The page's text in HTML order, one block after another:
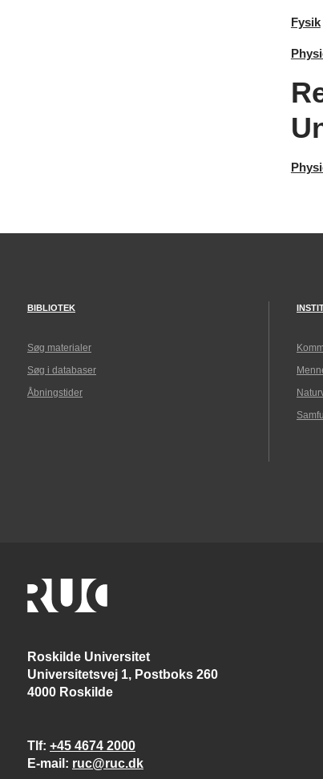
Fysik
BIBLIOTEK
Søg materialer
Søg i databaser
Åbningstider
Roskilde Universitet
Universitetsvej 1, Postboks 260
4000 Roskilde
Tlf +45 4674 2000
E-mail
ruc@ruc.dk